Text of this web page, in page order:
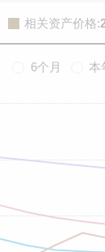
相关资产价格:
6个月 本